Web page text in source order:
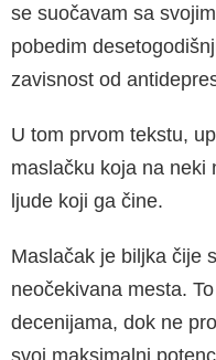
se suočavam sa
pobedim
zavisnost od
U tom prvom tekstu,
maslačku koja na neki
ljude koji ga čine.
Maslačak je biljka čije
neočekivana mesta.
decenijama, dok ne
svoj maksimalni